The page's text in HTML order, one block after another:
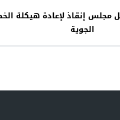
مجلس إنقاذ لإعادة هيكلة
الجوية